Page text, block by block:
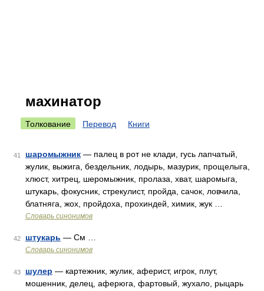
махинатор
Толкование Перевод Книги
41 шаромыжник — палец в рот не клади, гусь лапчатый,
жулик, выжига, бездельник, лодырь, мазурик, прощелыга,
хлюст, хитрец, шеромыжник, пролаза, хват, шаромыга,
штукарь, фокусник, стрекулист, пройда, сачок, ловчила,
блатняга, жох, пройдоха, прохиндей, химик, жук …
Словарь синонимов
42 штукарь — См …
Словарь синонимов
43 шулер — картежник, жулик, аферист, игрок, плут,
мошенник, делец, аферюга, фартовый, жухало, рыцарь